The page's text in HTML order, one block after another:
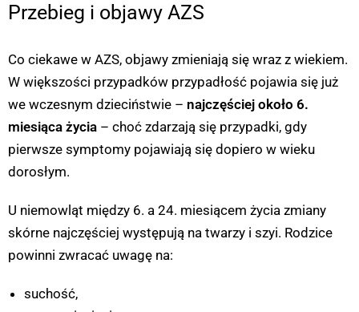
Przebieg i objawy AZS
Co ciekawe w AZS, objawy zmieniają się wraz z wiekiem.
W większości przypadków przypadłość pojawia się już
we wczesnym dzieciństwie – najczęściej około 6.
miesiąca życia – choć zdarzają się przypadki, gdy
pierwsze symptomy pojawiają się dopiero w wieku
dorosłym.
U niemowląt między 6. a 24. miesiącem życia zmiany
skórne najczęściej występują na twarzy i szyi. Rodzice
powinni zwracać uwagę na:
suchość,